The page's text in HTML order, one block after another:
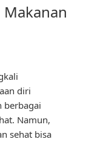
Makanan
diri
berbagai
Namun,
sehat bisa